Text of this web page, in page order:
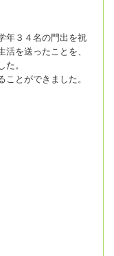
年３４名の門出を祝
を送ったことを、
。
とができました。